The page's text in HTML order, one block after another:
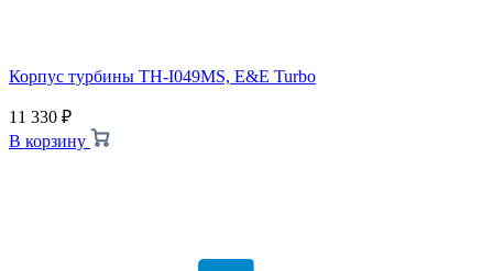
Корпус турбины TH-I049MS, E&E Turbo
11 330 ₽
В корзину